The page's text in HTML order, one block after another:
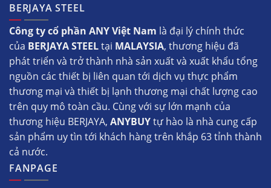
BERJAYA STEEL
Công ty cổ phần ANY Việt Nam là đại lý chính thức
của BERJAYA STEELtại MALAYSIA, thương hiệu đã
phát triển và trở thành nhà sản xuất và xuất khẩu tổng
nguồn các thiết bị liên quan tới dịch vụ thực phẩm
thương mại và thiết bị lạnh thương mại chất lượng cao
trên quy mô toàn cầu. Cùng với sự lớn mạnh của
thương hiệu BERJAYA, ANYBUYtự hào là nhà cung cấp
sản phẩm uy tìn tới khách hàng trên khắp 63 tỉnh thành
cả nước.
FANPAGE